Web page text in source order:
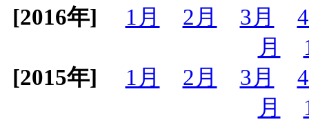
[2016年]
1月 2月 3月
月
[2015年]
1月 2月 3月
月